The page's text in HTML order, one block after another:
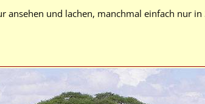
ansehen und lachen, manchmal einfach nur